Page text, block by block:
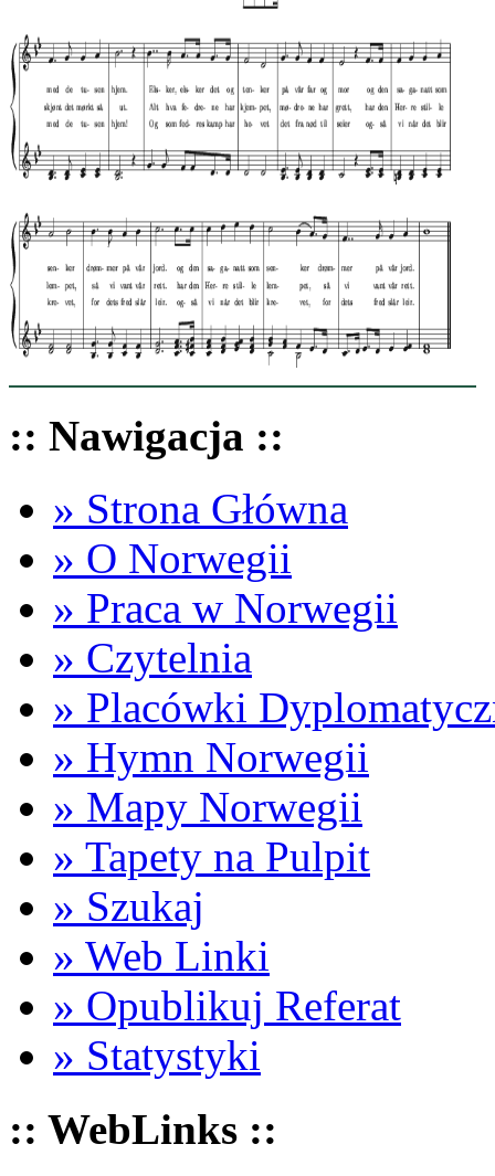
:: Nawigacja ::
» Strona Główna
» O Norwegii
» Praca w Norwegii
» Czytelnia
» Placówki
» Hymn Norwegii
» Mapy Norwegii
» Tapety na Pulpit
» Szukaj
» Web Linki
» Opublikuj Referat
» Statystyki
:: WebLinks ::